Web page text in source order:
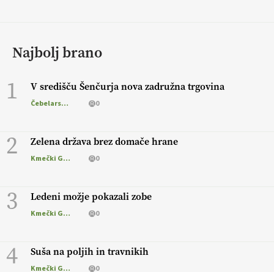
Najbolj brano
1 V središču Šenčurja nova zadružna trgovina
Čebelarstvo 0
2 Zelena država brez domače hrane
Kmečki Glas 0
3 Ledeni možje pokazali zobe
Kmečki Glas 0
4 Suša na poljih in travnikih
Kmečki Glas 0